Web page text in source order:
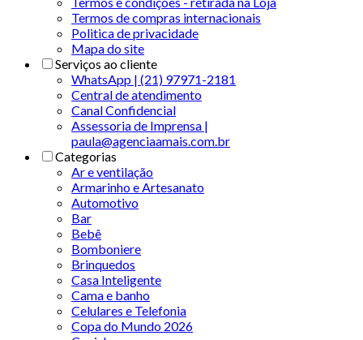
Termos de compras internacionais
Politica de privacidade
Mapa do site
Serviços ao cliente
WhatsApp | (21) 97971-2181
Central de atendimento
Canal Confidencial
Assessoria de Imprensa |
paula@agenciaamais.com.br
Categorias
Ar e ventilação
Armarinho e Artesanato
Automotivo
Bar
Bebê
Bomboniere
Brinquedos
Casa Inteligente
Cama e banho
Celulares e Telefonia
Copa do Mundo 2026